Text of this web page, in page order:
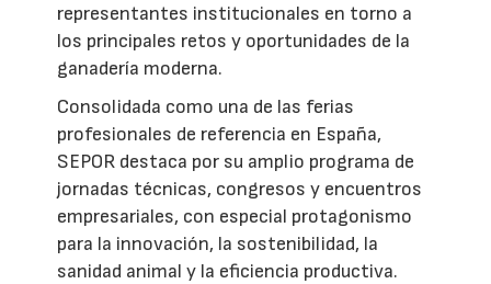
representantes institucionales en torno a
los principales retos y oportunidades de la
ganadería moderna.
Consolidada como una de las ferias
profesionales de referencia en España,
SEPOR destaca por su amplio programa de
jornadas técnicas, congresos y encuentros
empresariales, con especial protagonismo
para la innovación, la sostenibilidad, la
sanidad animal y la eficiencia productiva.